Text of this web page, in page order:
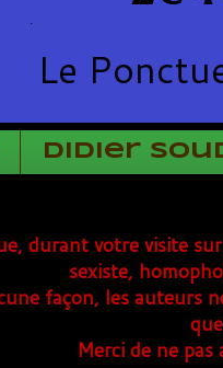
Le
Didier
durant votre visite
sexiste,
façon, les auteurs
Merci de ne